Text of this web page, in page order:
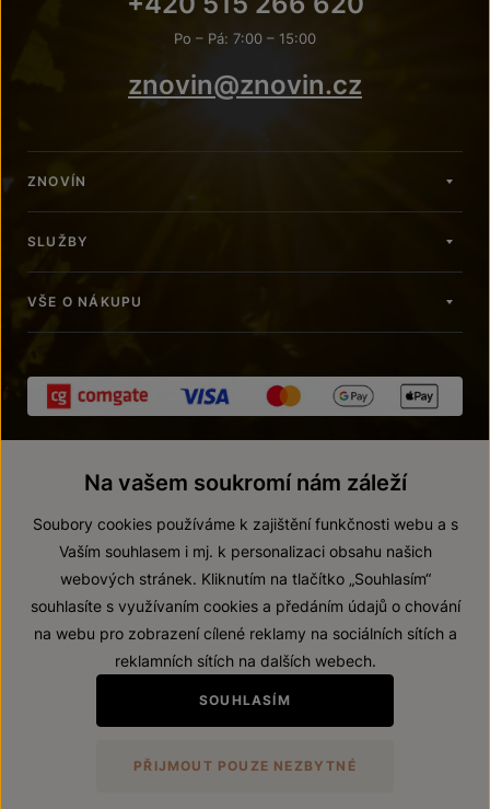
Po – Pá: 7:00 – 15:00
znovin@znovin.cz
ZNOVÍN
SLUŽBY
VŠE O NÁKUPU
© 2026 ZNOVÍN ZNOJMO, a. s.
Prohlášení o přístupnosti
Zákaz prodeje alkoholických nápojů osobám mladším 18 let.
VytvořilwebProgress
Na vašem soukromí nám záleží
Soubory cookies používáme k zajištění funkčnosti webu a s
Vaším souhlasem i mj. k personalizaci obsahu našich
webových stránek. Kliknutím na tlačítko „Souhlasím“
souhlasíte s využívaním cookies a předáním údajů o chování
na webu pro zobrazení cílené reklamy na sociálních sítích a
reklamních sítích na dalších webech.
SOUHLASÍM
PŘIJMOUT POUZE NEZBYTNÉ